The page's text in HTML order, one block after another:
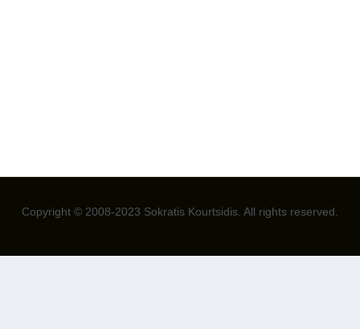
Copyright © 2008-2023 Sokratis Kourtsidis. All rights reserved.